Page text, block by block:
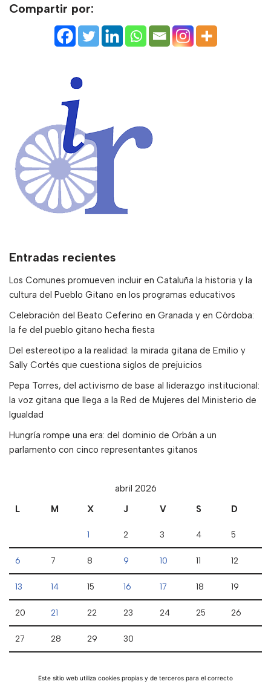
Compartir por:
Entradas recientes
Los Comunes promueven incluir en Cataluña la historia y la
cultura del Pueblo Gitano en los programas educativos
Celebración del Beato Ceferino en Granada y en Córdoba:
la fe del pueblo gitano hecha fiesta
Del estereotipo a la realidad: la mirada gitana de Emilio y
Sally Cortés que cuestiona siglos de prejuicios
Pepa Torres, del activismo de base al liderazgo institucional:
la voz gitana que llega a la Red de Mujeres del Ministerio de
Igualdad
Hungría rompe una era: del dominio de Orbán a un
parlamento con cinco representantes gitanos
abril 2026
L
M X J V S D
1 2 3 4 5
6 7 8 9 10 11 12
13 14 15 16 17 18 19
20 21 22 23 24 25 26
27 28 29 30
Este sitio web utiliza cookies propias y de terceros para el correcto